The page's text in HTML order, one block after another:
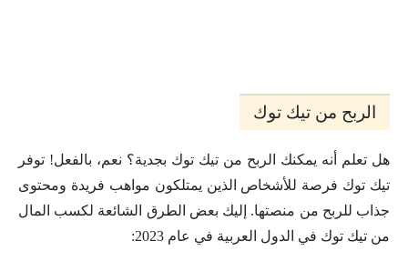
الربح من تيك توك
هل تعلم أنه يمكنك الربح من تيك توك بجدية؟ نعم، بالفعل! توفر
تيك توك فرصة للأشخاص الذين يمتلكون مواهب فريدة ومحتوى
جذاب للربح من منصتها. إليك بعض الطرق الشائعة لكسب المال
من تيك توك في الدول العربية في عام 2023: